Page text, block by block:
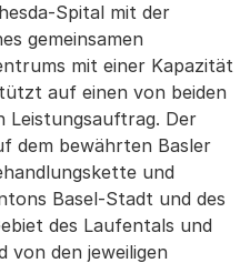
Spital mit der
gemeinsamen
mit einer Kapazität
auf einen von beiden
Leistungsauftrag. Der
dem bewährten Basler
und
Basel-Stadt und des
des Laufentals und
von den jeweiligen